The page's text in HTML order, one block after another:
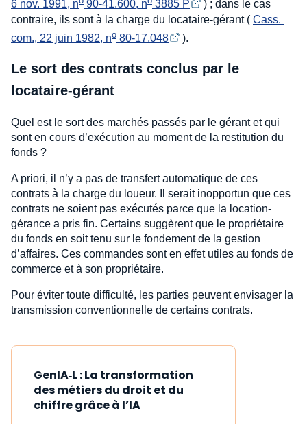
6 nov. 1991, n 90-41.600, n 3885 P
) ; dans le cas
contraire, ils sont à la charge du locataire-gérant ( Cass.
com., 22 juin 1982, no 80-17.048 ).
Le sort des contrats conclus par le
locataire-gérant
Quel est le sort des marchés passés par le gérant et qui
sont en cours d’exécution au moment de la restitution du
fonds ?
A priori, il n’y a pas de transfert automatique de ces
contrats à la charge du loueur. Il serait inopportun que ces
contrats ne soient pas exécutés parce que la location-
gérance a pris fin. Certains suggèrent que le propriétaire
du fonds en soit tenu sur le fondement de la gestion
d’affaires. Ces commandes sont en effet utiles au fonds de
commerce et à son propriétaire.
Pour éviter toute difficulté, les parties peuvent envisager la
transmission conventionnelle de certains contrats.
GenIA‑L : La transformation
des métiers du droit et du
chiffre grâce à l’IA